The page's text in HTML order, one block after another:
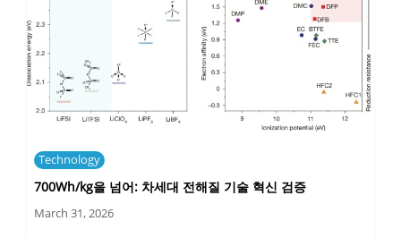
Technology
700Wh/kg을 넘어: 차세대 전해질 기술 혁신 검증
March 31, 2026